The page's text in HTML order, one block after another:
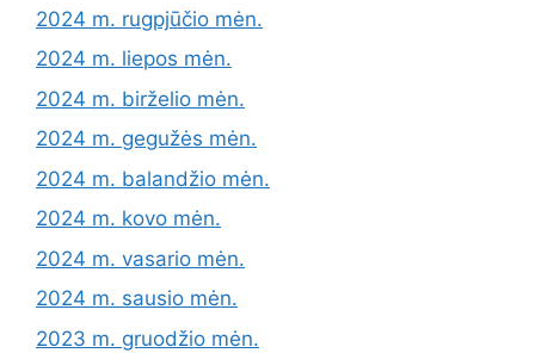
2024 m. rugpjūčio mėn.
2024 m. liepos mėn.
2024 m. birželio mėn.
2024 m. gegužės mėn.
2024 m. balandžio mėn.
2024 m. kovo mėn.
2024 m. vasario mėn.
2024 m. sausio mėn.
2023 m. gruodžio mėn.